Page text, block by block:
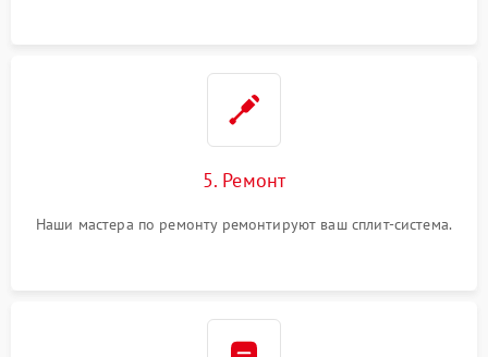
5. Ремонт
Наши мастера по ремонту ремонтируют ваш сплит-система.